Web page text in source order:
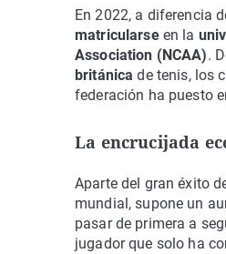
En 2022, a diferencia
matricularse en la
Association (NCAA).
británica de tenis, los
federación ha puesto
La encrucijada
Aparte del gran éxito
mundial, supone un
pasar de primera a
jugador que solo ha